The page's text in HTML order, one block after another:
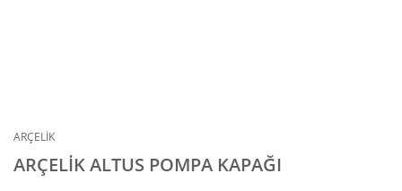
ARÇELİK
ARÇELİK ALTUS POMPA KAPAĞI